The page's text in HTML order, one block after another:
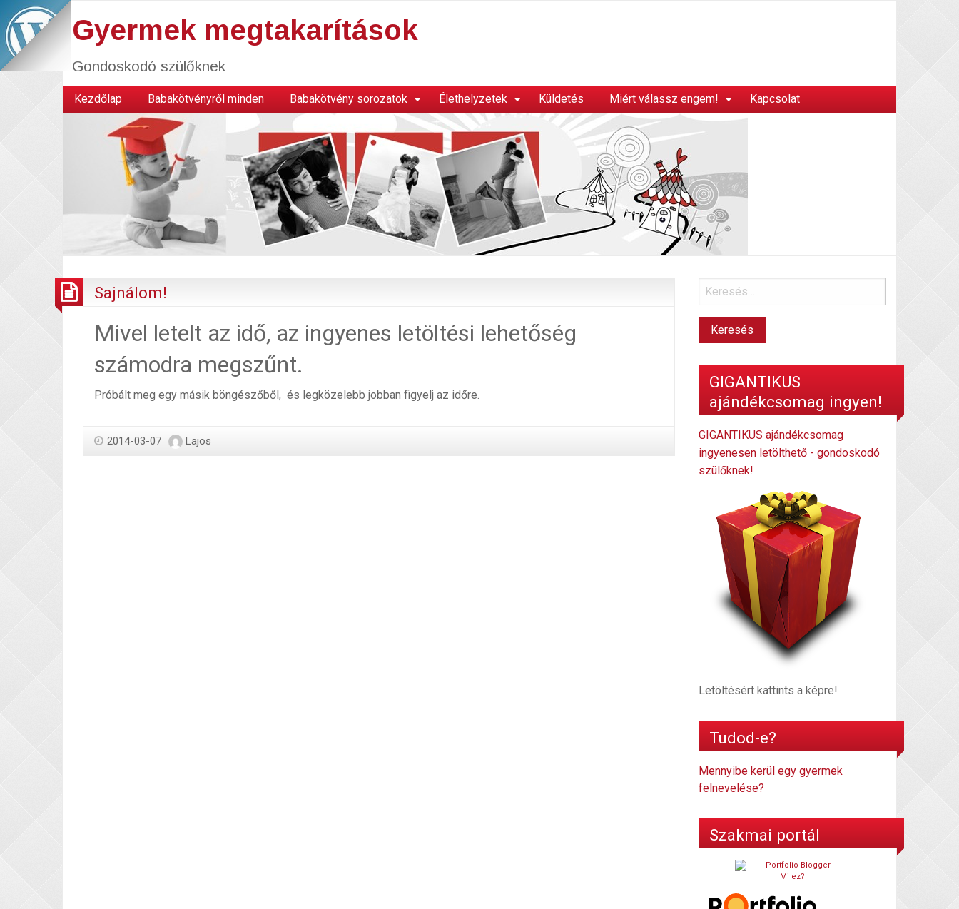
Gyermek megtakarítások
Gondoskodó szülőknek
Kezdőlap Babakötvényről minden Babakötvény sorozatok Élethelyzetek Küldetés Miért válassz engem! Kapcsolat
Sajnálom!
Mivel letelt az idő, az ingyenes letöltési lehetőség
számodra megszűnt.
Próbált meg egy másik böngészőből, és legközelebb jobban figyelj az időre.
2014-03-07 Lajos
GIGANTIKUS
ajándékcsomag ingyen!
GIGANTIKUS ajándékcsomag
ingyenesen letölthető - gondoskodó
szülőknek!
Letöltésért kattints a képre!
Tudod-e?
Mennyibe kerül egy gyermek
felnevelése?
Szakmai portál
Mi ez?